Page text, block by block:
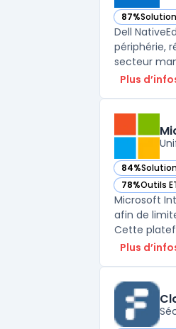
87%
— voir Dell
Dell
périphérie,
Plus
84%
— voir
78%Outils
— voir
Microsoft
afin de
Plus